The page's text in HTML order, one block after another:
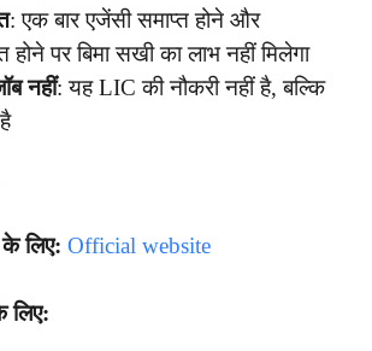
: एक बार एजेंसी समाप्त होने और
होने पर बिमा सखी का लाभ नहीं मिलेगा
नहीं: यह LIC की नौकरी नहीं है, बल्कि
लिए: Official website
लिए: